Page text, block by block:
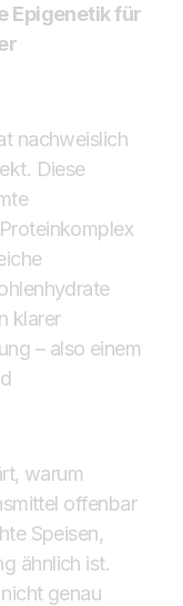
Epigenetik für
nachweislich
Diese
klarer
– also einem
warum
offenbar
Speisen,
ähnlich ist.
genau